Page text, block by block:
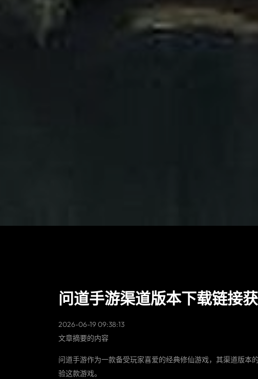
问道手游渠道版本下载链接
2026-06-19 09:38:13
文章摘要的内容
问道手游作为一款备受玩家喜爱的经典修仙游戏，其渠道版
验这款游戏。